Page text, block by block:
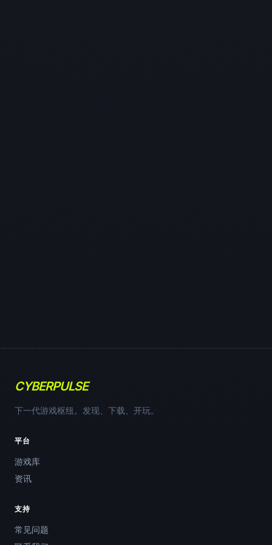
CYBERPULSE
下一代游戏枢纽。发现、下载、开玩。
平台
游戏库
资讯
支持
常见问题